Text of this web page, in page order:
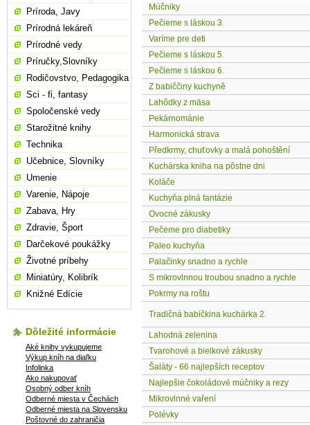
Múčniky
Pečieme s láskou 3.
Varíme pre deti
Pečieme s láskou 5.
Pečieme s láskou 6.
Z babiččiny kuchyně
Lahôdky z mäsa
Pekárnománie
Harmonická strava
Předkrmy, chuťovky a malá pohoštění
Kuchárska kniha na pôstne dni
Koláče
Kuchyňa plná fantázie
Ovocné zákusky
Pečeme pro diabetiky
Paleo kuchyňa
Palačinky snadno a rychle
S mikrovlnnou troubou snadno a rychle
Pokrmy na roštu
Tradičná babičkina kuchárka 2.
Lahodná zelenina
Tvarohové a bielkové zákusky
Šaláty - 66 najlepších receptov
Najlepšie čokoládové múčniky a rezy
Mikrovlnné vaření
Polévky
Príroda, Javy
Prírodná lekáreň
Prírodné vedy
Príručky,Slovníky
Rodičovstvo, Pedagogika
Sci - fi, fantasy
Spoločenské vedy
Starožitné knihy
Technika
Učebnice, Slovníky
Umenie
Varenie, Nápoje
Zabava, Hry
Zdravie, Šport
Darčekové poukážky
Životné príbehy
Miniatúry, Kolibrík
Knižné Edície
Dôležité informácie
Aké knihy vykupujeme
Výkup kníh na diaľku
Infolinka
Ako nakupovať
Osobný odber kníh
Odberné miesta v Čechách
Odberné miesta na Slovensku
Poštovné do zahraničia